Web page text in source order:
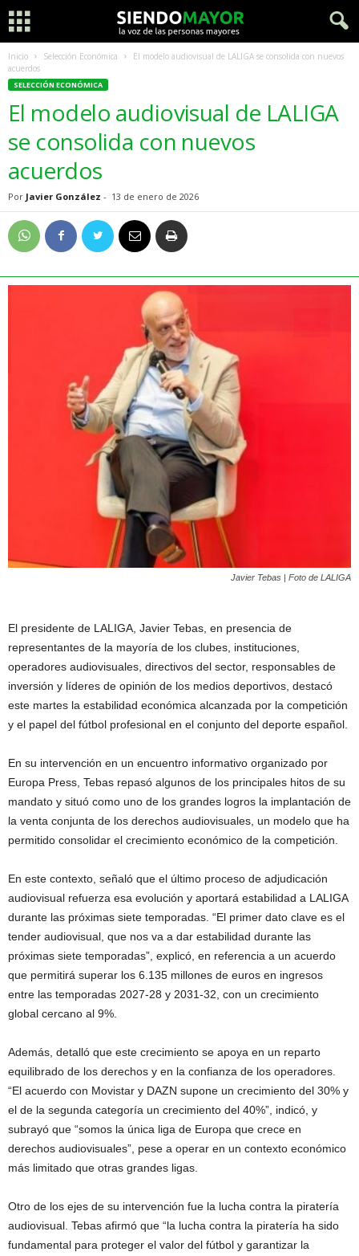
Inicio Selección Económica
El modelo audiovisual de LALIGA se consolida con nuevos
acuerdos
SELECCIÓN ECONÓMICA
El modelo audiovisual de LALIGA
se consolida con nuevos
acuerdos
Por Javier González - 13 de enero de 2026
Javier Tebas | Foto de LALIGA
El presidente de LALIGA, Javier Tebas, en presencia de
representantes de la mayoría de los clubes, instituciones,
operadores audiovisuales, directivos del sector, responsables de
inversión y líderes de opinión de los medios deportivos, destacó
este martes la estabilidad económica alcanzada por la competición
y el papel del fútbol profesional en el conjunto del deporte español.
En su intervención en un encuentro informativo organizado por
Europa Press, Tebas repasó algunos de los principales hitos de su
mandato y situó como uno de los grandes logros la implantación de
la venta conjunta de los derechos audiovisuales, un modelo que ha
permitido consolidar el crecimiento económico de la competición.
En este contexto, señaló que el último proceso de adjudicación
audiovisual refuerza esa evolución y aportará estabilidad a LALIGA
durante las próximas siete temporadas. “El primer dato clave es el
tender audiovisual, que nos va a dar estabilidad durante las
próximas siete temporadas”, explicó, en referencia a un acuerdo
que permitirá superar los 6.135 millones de euros en ingresos
entre las temporadas 2027-28 y 2031-32, con un crecimiento
global cercano al 9%.
Además, detalló que este crecimiento se apoya en un reparto
equilibrado de los derechos y en la confianza de los operadores.
“El acuerdo con Movistar y DAZN supone un crecimiento del 30% y
el de la segunda categoría un crecimiento del 40%”, indicó, y
subrayó que “somos la única liga de Europa que crece en
derechos audiovisuales”, pese a operar en un contexto económico
más limitado que otras grandes ligas.
Otro de los ejes de su intervención fue la lucha contra la piratería
audiovisual. Tebas afirmó que “la lucha contra la piratería ha sido
fundamental para proteger el valor del fútbol y garantizar la